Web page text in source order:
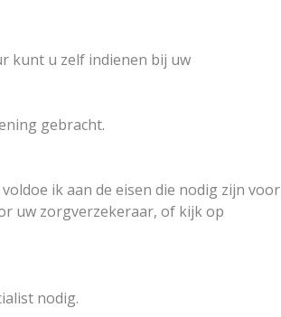
kunt u zelf indienen bij uw
gebracht.
ik aan de eisen die nodig zijn voor
uw zorgverzekeraar, of kijk op
nodig.